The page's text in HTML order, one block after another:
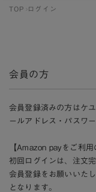
TOP ログイン
会員の方
会員登録済みの方はケ
ールアドレス・パスワ
【Amazon payをご利用
初回ログインは、注文
会員登録をお願いいた
となります。